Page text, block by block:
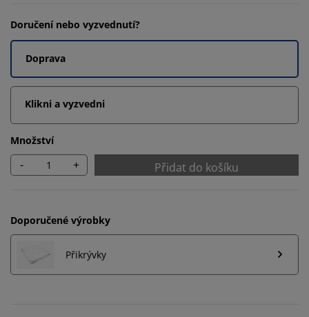
Doručení nebo vyzvednutí?
Doprava
Klikni a vyzvedni
Množství
- + Přidat do košíku
Doporučené výrobky
Přikrývky